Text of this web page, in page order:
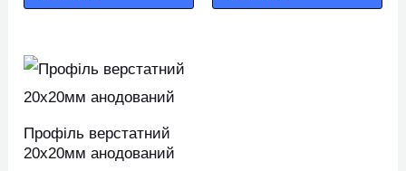
Профіль верстатний
20х20мм анодований